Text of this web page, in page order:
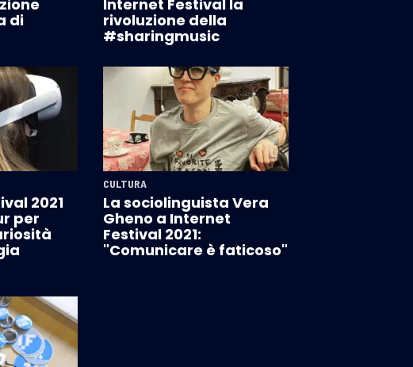
di
Internet Festival la
rivoluzione della
#sharingmusic
2021
per
CULTURA
La sociolinguista Vera
Gheno a Internet
Festival 2021:
"Comunicare è faticoso"